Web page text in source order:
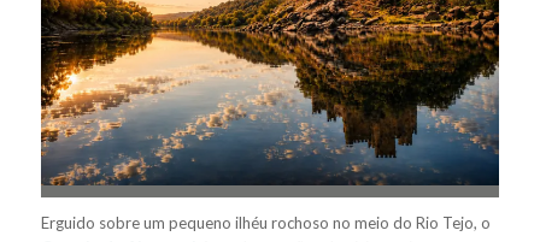
Erguido sobre um pequeno ilhéu rochoso no meio do Rio Tejo, o